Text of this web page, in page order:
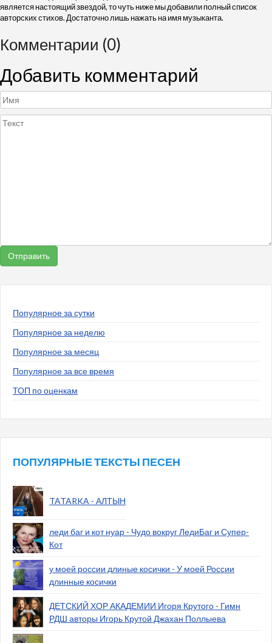
является настоящий звездой, то чуть ниже мы добавили полный список
авторских стихов. Достаточно лишь нажать на имя музыканта.
Комментарии (0)
Добавить комментарий
Популярное за сутки
Популярное за неделю
Популярное за месяц
Популярное за все время
ТОП по оценкам
ПОПУЛЯРНЫЕ ТЕКСТЫ ПЕСЕН
TATARKA - АЛТЫН
леди баг и кот нуар - Чудо вокруг ЛедиБаг и Супер-
Кот
у моей россии длиные косички - У моей России
длинные косички
ДЕТСКИЙ ХОР АКАДЕМИИ Игоря Крутого - Гимн
РДШ авторы Игорь Крутой Джахан Поллыева